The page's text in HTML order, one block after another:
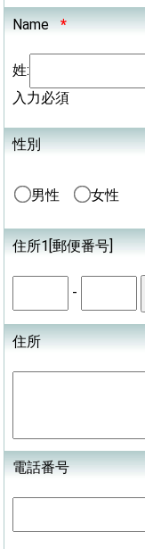
Name *
姓:
入力必須
性別
男性 女性
住所1[郵便番号]
-
住所
電話番号